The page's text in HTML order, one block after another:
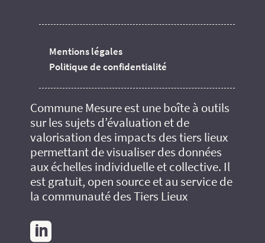
Mentions légales
Politique de confidentialité
Commune Mesure est une boîte à outils
sur les sujets d’évaluation et de
valorisation des impacts des tiers lieux
permettant de visualiser des données
aux échelles individuelle et collective. Il
est gratuit, open source et au service de
la communauté des Tiers Lieux
